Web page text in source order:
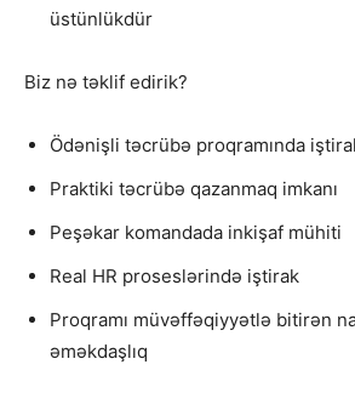
üstünlükdür
Biz nə təklif edirik?
Ödənişli təcrübə proqramında
Praktiki təcrübə qazanmaq imkanı
Peşəkar komandada inkişaf mühiti
Real HR proseslərində iştirak
Proqramı müvəffəqiyyətlə bitirən
əməkdaşlıq